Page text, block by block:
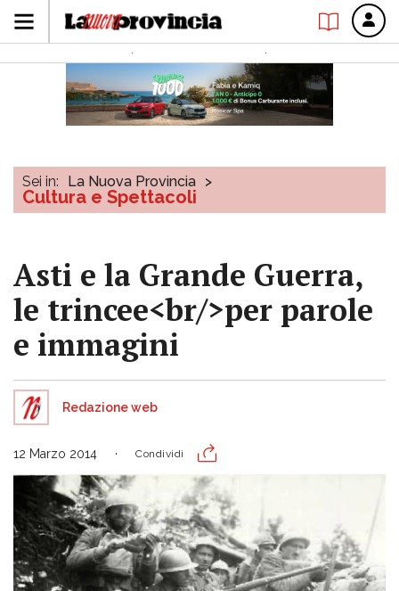
Sei in: La Nuova Provincia >
Cultura e Spettacoli
Asti e la Grande Guerra,
le trincee<br/>per parole
e immagini
Redazione web
12 Marzo 2014 Condividi